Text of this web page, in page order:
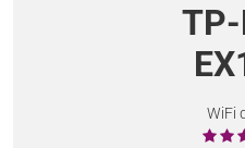
WiFi